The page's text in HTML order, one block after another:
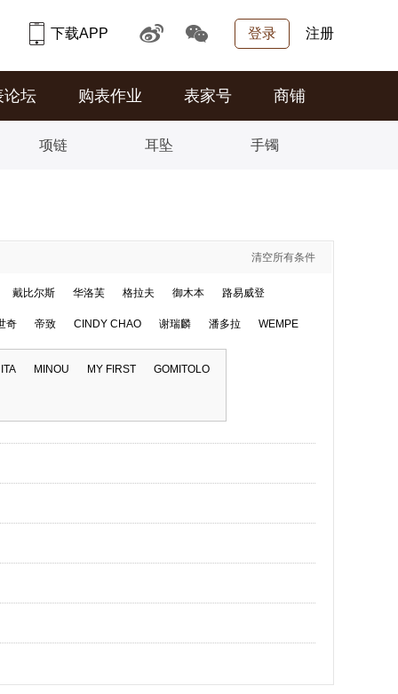
登录 注册
下载APP
论坛 购表作业 表家号 商铺
项链 耳坠 手镯
清空所有条件
戴比尔斯 华洛芙 格拉夫 御木本 路易威登
奇 帝致 CINDY CHAO 谢瑞麟 潘多拉 WEMPE
MINOU MY FIRST GOMITOLO